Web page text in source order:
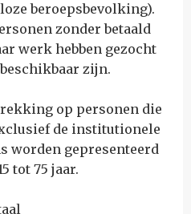
beroepsbevolking).
zonder betaald
werk hebben gezocht
zijn.
op personen die
de institutionele
worden gepresenteerd
tot 75 jaar.